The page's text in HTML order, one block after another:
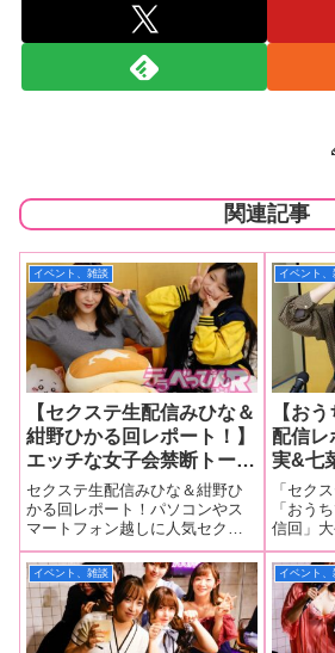
関連記事
イベント、雑談
【セクステ生配信みひな＆
紺野ひかる回レポート！】
エッチな女子会禁断トーク
が止まらない！ クリスマ
スイブの予定を匂わせるみ
ひな！ 熱々おでんの洗礼
を受けるこんぴか！
セクステ生配信みひな＆紺野ひ
かる回レポート！パソコンやス
マートフォン越しに人気セクシ
ー女優とトークを楽しみなが
ら、おつまみやお酒を差し入
れ、出演女優との飲食を疑似体
験できる生配信番組「セクステ
生配信 みひな＆紺野ひかる回」
が、12月3日、都
イベント、
【お
配信レ
実&七
弟コ
話ま
番組名
描くが
ちゃ
「セク
「おう
信回」
ンズに
トーク
するイ
ンライ
12月上
催されま
イベント、雑談 イベント、